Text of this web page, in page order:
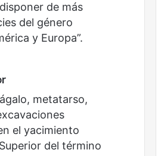
de más
del género
y Europa”.
metatarso,
el yacimiento
del término